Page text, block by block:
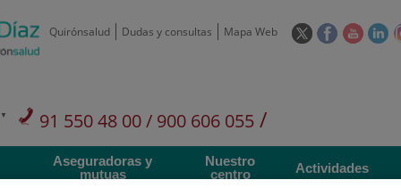
Quirónsalud Dudas y consultas Mapa Web
Este
ventana
nueva.
Este
ventana
nueva.
Este
nueva.
91 550 48 00 / 900 606 055/
Privados: 91 090 05 16
Aseguradoras y
mutuas
Nuestro
centro
Actividades